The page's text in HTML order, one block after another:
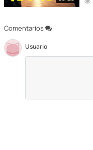
Comentarios
Usuario